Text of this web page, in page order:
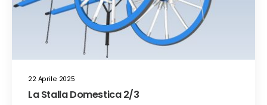
22 Aprile 2025
La Stalla Domestica 2/3